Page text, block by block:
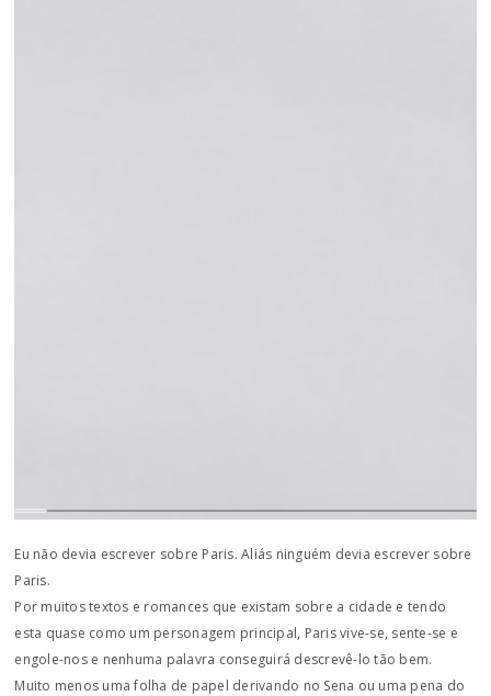
Eu não devia escrever sobre Paris. Aliás ninguém devia escrever sobre
Paris.
Por muitos textos e romances que existam sobre a cidade e tendo
esta quase como um personagem principal, Paris vive-se, sente-se e
engole-nos e nenhuma palavra conseguirá descrevê-lo tão bem.
Muito menos uma folha de papel derivando no Sena ou uma pena do